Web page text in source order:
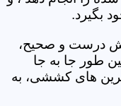
بگیرد.
درست و صحیح،
طور جا به جا
های کششی، به